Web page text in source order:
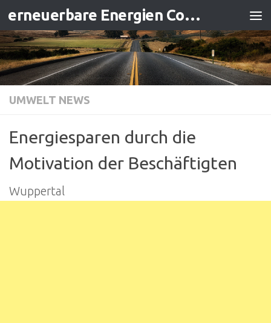
Zum Inhalt springen erneuerbare Energien Contracting
UMWELT NEWS
Energiesparen durch die
Motivation der Beschäftigten
Wuppertal